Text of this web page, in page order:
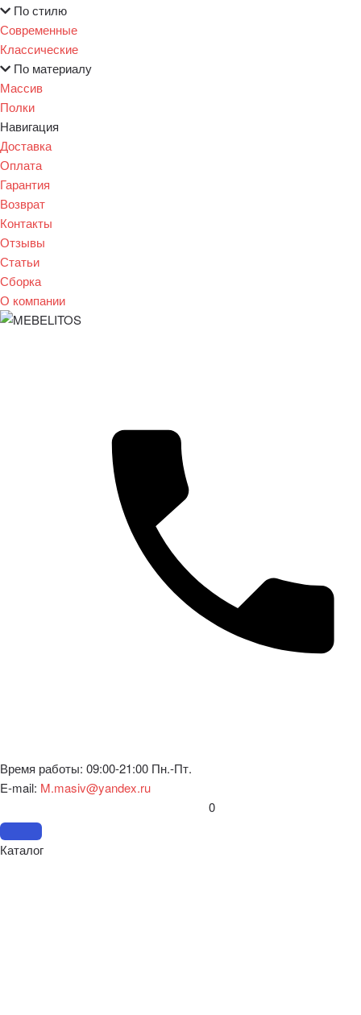
По стилю
Современные
Классические
По материалу
Массив
Полки
Навигация
Доставка
Оплата
Гарантия
Возврат
Контакты
Отзывы
Статьи
Сборка
О компании
Время работы: 09:00-21:00 Пн.-Пт.
E-mail: M.masiv@yandex.ru
0
Каталог